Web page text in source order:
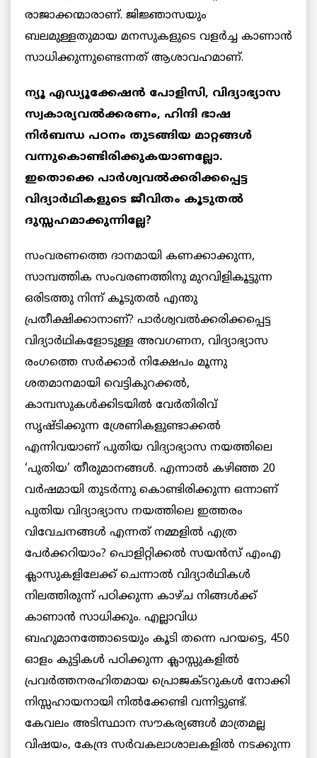
രാജാക്കന്മാരാണ്. ജിജ്ഞാസയും
ബലമുള്ളതുമായ മനസുകളുടെ വളർച്ച കാണാൻ
സാധിക്കുന്നുണ്ടെന്നത് ആശാവഹമാണ്.
ന്യൂ എഡ്യൂക്കേഷൻ പോളിസി, വിദ്യാഭ്യാസ
സ്വകാര്യവൽക്കരണം, ഹിന്ദി ഭാഷ
നിർബന്ധ പഠനം തുടങ്ങിയ മാറ്റങ്ങൾ
വന്നുകൊണ്ടിരിക്കുകയാണല്ലോ.
ഇതൊക്കെ പാർശ്വവൽക്കരിക്കപ്പെട്ട
വിദ്യാർഥികളുടെ ജീവിതം കൂടുതൽ
ദുസ്സഹമാക്കുന്നില്ലേ?
സംവരണത്തെ ദാനമായി കണക്കാക്കുന്ന,
സാമ്പത്തിക സംവരണത്തിനു മുറവിളികൂട്ടുന്ന
ഒരിടത്തു നിന്ന് കൂടുതൽ എന്തു
പ്രതീക്ഷിക്കാനാണ്? പാർശ്വവൽക്കരിക്കപ്പെട്ട
വിദ്യാർഥികളോടുള്ള അവഗണന, വിദ്യാഭ്യാസ
രംഗത്തെ സർക്കാർ നിക്ഷേപം മൂന്നു
ശതമാനമായി വെട്ടികുറക്കൽ,
കാമ്പസുകൾക്കിടയിൽ വേർതിരിവ്
സൃഷ്ടിക്കുന്ന ശ്രേണികളുണ്ടാക്കൽ
എന്നിവയാണ് പുതിയ വിദ്യാഭ്യാസ നയത്തിലെ
‘പുതിയ’ തീരുമാനങ്ങൾ. എന്നാൽ കഴിഞ്ഞ 20
വർഷമായി തുടർന്നു കൊണ്ടിരിക്കുന്ന ഒന്നാണ്
പുതിയ വിദ്യാഭ്യാസ നയത്തിലെ ഇത്തരം
വിവേചനങ്ങൾ എന്നത് നമ്മളിൽ എത്ര
പേർക്കറിയാം? പൊളിറ്റിക്കൽ സയൻസ് എംഎ
ക്ലാസുകളിലേക്ക് ചെന്നാൽ വിദ്യാർഥികൾ
നിലത്തിരുന്ന് പഠിക്കുന്ന കാഴ്ച നിങ്ങൾക്ക്
കാണാൻ സാധിക്കും. എല്ലാവിധ
ബഹുമാനത്തോടെയും കൂടി തന്നെ പറയട്ടെ, 450
ഓളം കുട്ടികൾ പഠിക്കുന്ന ക്ലാസ്സുകളിൽ
പ്രവർത്തനരഹിതമായ പ്രൊജക്ടറുകൾ നോക്കി
നിസ്സഹായനായി നിൽക്കേണ്ടി വന്നിട്ടുണ്ട്.
കേവലം അടിസ്ഥാന സൗകര്യങ്ങൾ മാത്രമല്ല
വിഷയം, കേന്ദ്ര സർവകലാശാലകളിൽ നടക്കുന്ന